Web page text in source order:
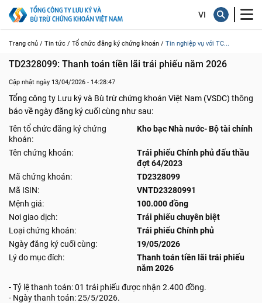
Trang chủ / Tin tức / Tổ chức đăng ký chứng khoán / Tin nghiệp vụ với TC...
TD2328099: Thanh toán tiền lãi trái phiếu năm 2026
Cập nhật ngày 13/04/2026 - 14:28:47
Tổng công ty Lưu ký và Bù trừ chứng khoán Việt Nam (VSDC) thông
báo về ngày đăng ký cuối cùng như sau:
Tên tổ chức đăng ký chứng
khoán:
Kho bạc Nhà nước- Bộ tài chính
Tên chứng khoán:
Trái phiếu Chính phủ đấu thầu
đợt 64/2023
Mã chứng khoán:
TD2328099
Mã ISIN:
VNTD23280991
Mệnh giá:
100.000 đồng
Nơi giao dịch:
Trái phiếu chuyên biệt
Loại chứng khoán:
Trái phiếu Chính phủ
Ngày đăng ký cuối cùng:
19/05/2026
Lý do mục đích:
Thanh toán tiền lãi trái phiếu
năm 2026
- Tỷ lệ thanh toán: 01 trái phiếu được nhận 2.400 đồng.
- Ngày thanh toán: 25/5/2026.